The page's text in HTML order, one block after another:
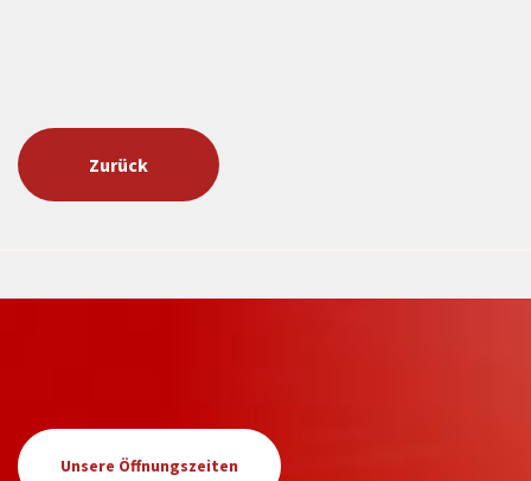
Zurück
Unsere Öffnungszeiten